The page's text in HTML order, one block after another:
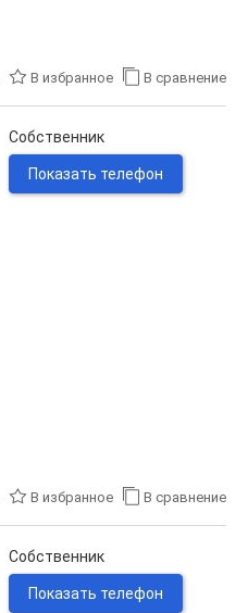
В избранное В сравнение
Собственник
Показать телефон
В избранное В сравнение
Собственник
Показать телефон